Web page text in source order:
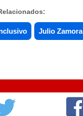
Julio Zamora